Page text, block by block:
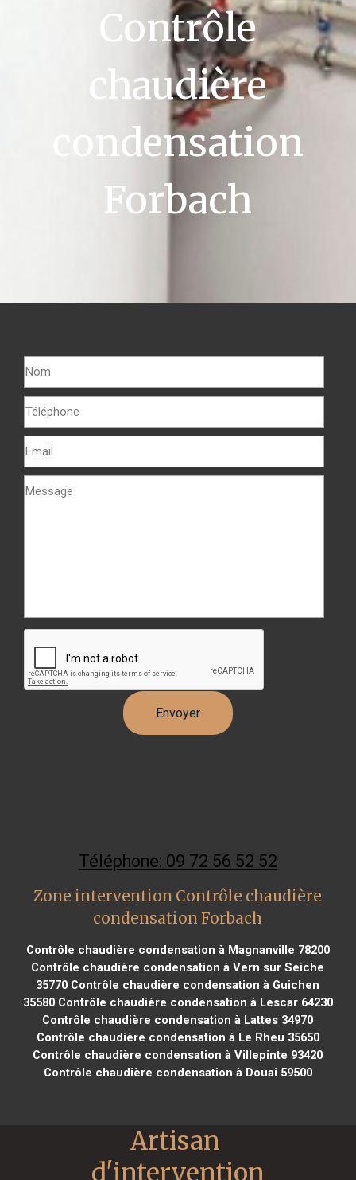
Contrôle
chaudière
condensation
Forbach
Téléphone: 09 72 56 52 52
Zone intervention Contrôle chaudière
condensation Forbach
Contrôle chaudière condensation à Magnanville 78200
Contrôle chaudière condensation à Vern sur Seiche
35770 Contrôle chaudière condensation à Guichen
35580Contrôle chaudière condensation à Lescar 64230
Contrôle chaudière condensation à Lattes 34970
Contrôle chaudière condensation à Le Rheu 35650
Contrôle chaudière condensation à Villepinte 93420
Contrôle chaudière condensation à Douai 59500
Artisan
d'intervention